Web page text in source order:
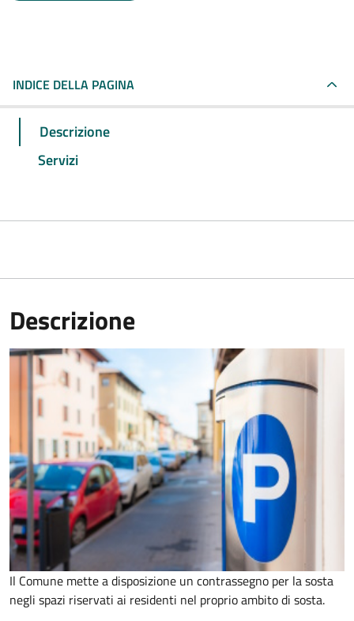
INDICE DELLA PAGINA
Descrizione
Servizi
Descrizione
Il Comune mette a disposizione un contrassegno per la sosta
negli spazi riservati ai residenti nel proprio ambito di sosta.